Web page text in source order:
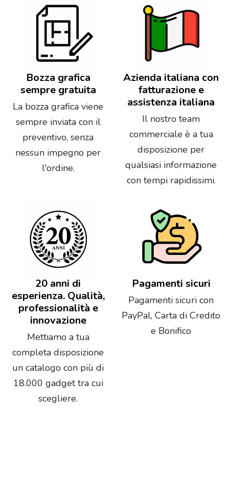
Bozza grafica
sempre gratuita
La bozza grafica viene
sempre inviata con il
preventivo, senza
nessun impegno per
l'ordine.
Azienda italiana con
fatturazione e
assistenza italiana
Il nostro team
commerciale è a tua
disposizione per
qualsiasi informazione
con tempi rapidissimi.
20 anni di
esperienza. Qualità,
professionalità e
innovazione
Mettiamo a tua
completa disposizione
un catalogo con più di
18.000 gadget tra cui
scegliere.
Pagamenti sicuri
Pagamenti sicuri con
PayPal, Carta di Credito
e Bonifico